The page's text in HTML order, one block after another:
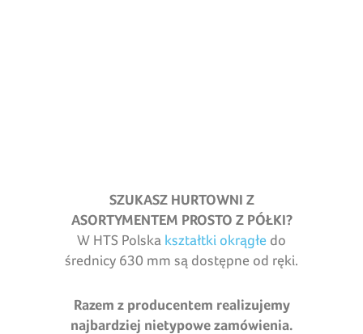
SZUKASZ HURTOWNI Z
ASORTYMENTEM PROSTO Z PÓŁKI?
W HTS Polska kształtki okrągłe do
średnicy 630 mm są dostępne od ręki.
Razem z producentem realizujemy
najbardziej nietypowe zamówienia.